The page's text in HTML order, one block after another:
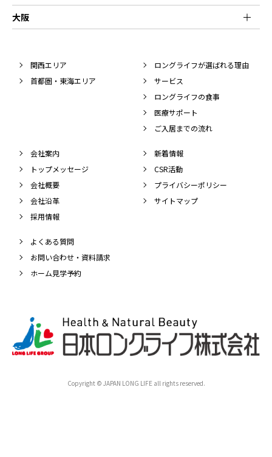
大阪
関西エリア
首都圏・東海エリア
ロングライフが選ばれる理由
サービス
ロングライフの食事
医療サポート
ご入居までの流れ
会社案内
トップメッセージ
会社概要
会社沿革
採用情報
新着情報
CSR活動
プライバシーポリシー
サイトマップ
よくある質問
お問い合わせ・資料請求
ホーム見学予約
Copyright © JAPAN LONG LIFE all rights reserved.